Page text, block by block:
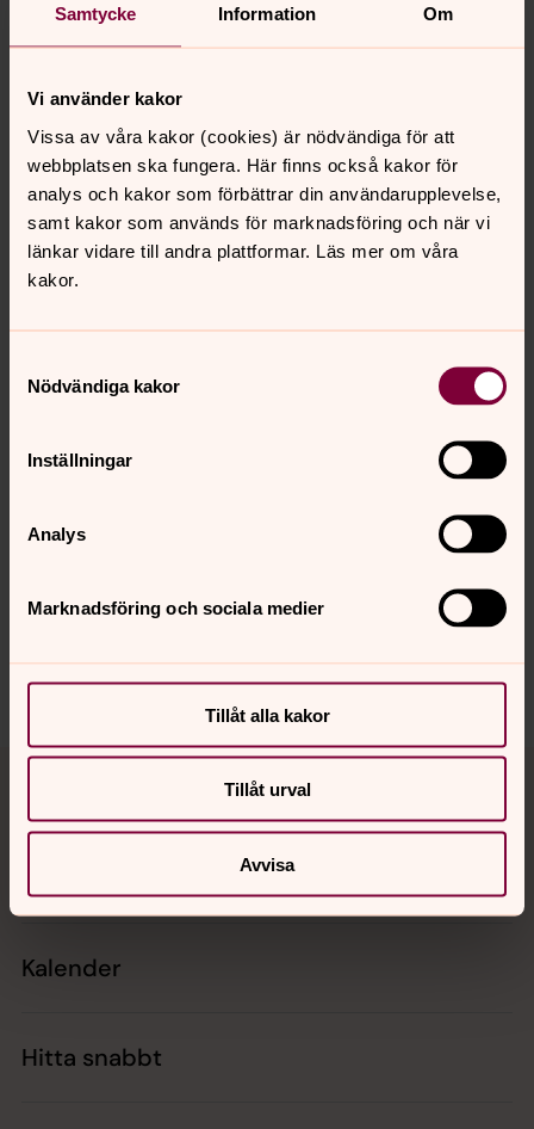
Samtycke Information Om
Vi använder kakor
Vissa av våra kakor (cookies) är nödvändiga för att
webbplatsen ska fungera. Här finns också kakor för
analys och kakor som förbättrar din användarupplevelse,
samt kakor som används för marknadsföring och när vi
länkar vidare till andra plattformar. Läs mer om våra
kakor.
Nödvändiga kakor
Inställningar
Analys
Marknadsföring och sociala medier
Tillåt alla kakor
Tillåt urval
Avvisa
Foto: Tina Linde
innehåll?
Dela
Tillbaka till toppen
Tillbaka till innehållet
Kalender
Hitta snabbt